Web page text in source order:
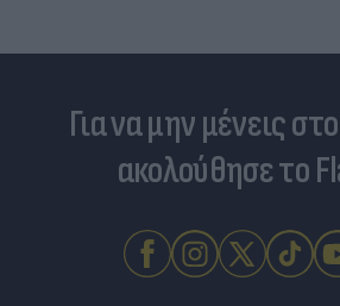
Για να μην μένεις
ακολούθησε το